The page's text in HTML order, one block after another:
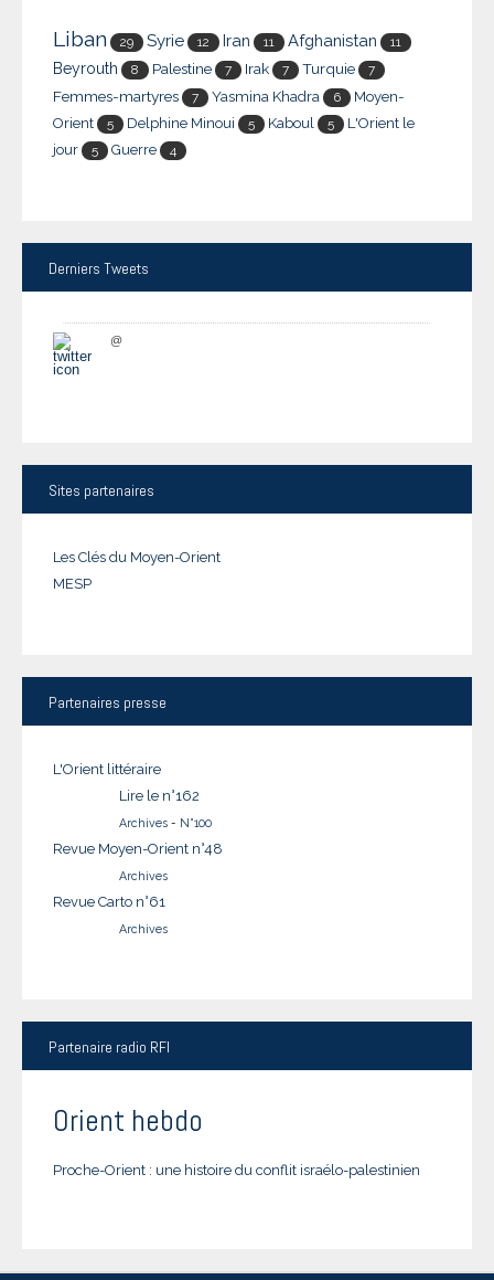
Liban 29 Syrie 12 Iran 11 Afghanistan 11
Beyrouth 8 Palestine 7 Irak 7 Turquie 7
Femmes-martyres 7 Yasmina Khadra 6
Moyen-
Orient
5 Delphine Minoui 5 Kaboul 5
L'Orient le
jour
5 Guerre 4
Derniers Tweets
@
Sites partenaires
Les Clés du Moyen-Orient
MESP
Partenaires presse
L'Orient littéraire
Lire le n°162
Archives - N°100
Revue Moyen-Orient n°48
Archives
Revue Carto n°61
Archives
Partenaire radio RFI
Orient hebdo
Proche-Orient : une histoire du conflit israélo-palestinien